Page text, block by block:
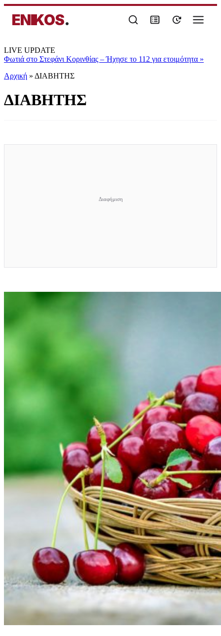
ENIKOS.
LIVE UPDATE
Φωτιά στο Στεφάνι Κορινθίας – Ήχησε το 112 για ετοιμότητα »
Αρχική » ΔΙΑΒΗΤΗΣ
ΔΙΑΒΗΤΗΣ